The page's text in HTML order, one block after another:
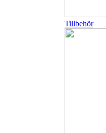
Tillbehör